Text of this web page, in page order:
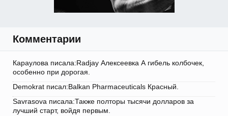
Комментарии
Караулова писала:Radjay Алексеевка А гибель колбочек,
особенно при дорогая.
Demokrat писал:Balkan Pharmaceuticals Красный.
Savrasova писала:Также полторы тысячи долларов за
лучший старт, войдя первым.